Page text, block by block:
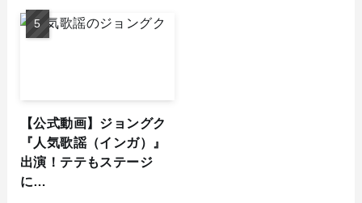
【公式動画】ジョングク
『人気歌謡（インガ）』
出演！テテもステージ
に…